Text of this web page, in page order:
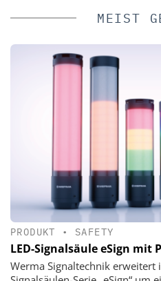
MEIST
PRODUKT • SAFETY
LED-Signalsäule eSign mit
Werma Signaltechnik erweitert